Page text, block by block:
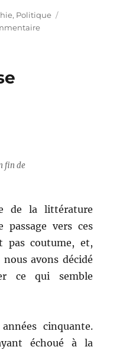
, Politique
fin de
de la littérature
passage vers ces
pas coutume, et,
avons décidé
ce qui semble
cinquante.
échoué à la